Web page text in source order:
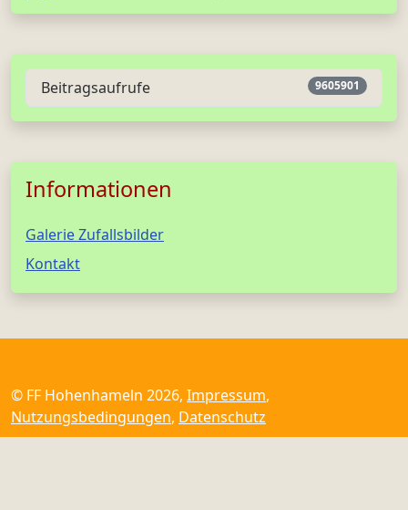
Beitragsaufrufe 9605901
Informationen
Galerie Zufallsbilder
Kontakt
© FF Hohenhameln 2026, Impressum,
Nutzungsbedingungen, Datenschutz